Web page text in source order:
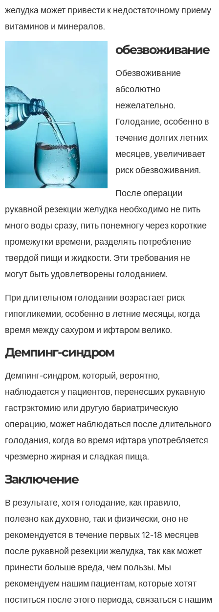
желудка может привести к недостаточному приему
витаминов и минералов.
обезвоживание
Обезвоживание
абсолютно
нежелательно.
Голодание, особенно в
течение долгих летних
месяцев, увеличивает
риск обезвоживания.
После операции
рукавной резекции желудка необходимо не пить
много воды сразу, пить понемногу через короткие
промежутки времени, разделять потребление
твердой пищи и жидкости. Эти требования не
могут быть удовлетворены голоданием.
При длительном голодании возрастает риск
гипогликемии, особенно в летние месяцы, когда
время между сахуром и ифтаром велико.
Демпинг-синдром
Демпинг-синдром, который, вероятно,
наблюдается у пациентов, перенесших рукавную
гастрэктомию или другую бариатрическую
операцию, может наблюдаться после длительного
голодания, когда во время ифтара употребляется
чрезмерно жирная и сладкая пища.
Заключение
В результате, хотя голодание, как правило,
полезно как духовно, так и физически, оно не
рекомендуется в течение первых 12-18 месяцев
после рукавной резекции желудка, так как может
принести больше вреда, чем пользы. Мы
рекомендуем нашим пациентам, которые хотят
поститься после этого периода, связаться с нашим